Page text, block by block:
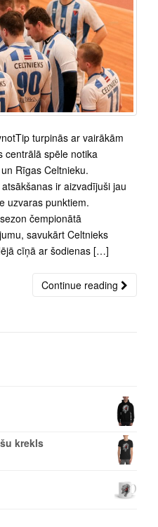
turpinās ar vairākām
centrālā spēle notika
Rīgas Celtnieku.
ir aizvadījuši jau
uzvaras punktiem.
čempionātā
savukārt Celtnieks
cīņā ar šodienas […]
Continue reading
krekls